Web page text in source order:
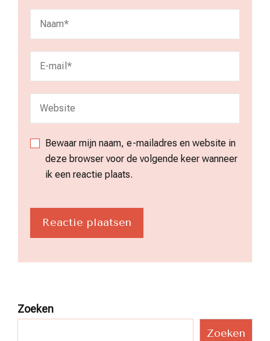
Bewaar mijn naam, e-mailadres en website in
deze browser voor de volgende keer wanneer
ik een reactie plaats.
Zoeken
Zoeken